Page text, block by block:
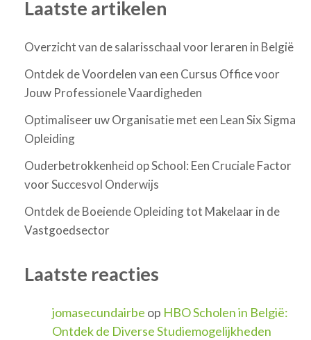
Laatste artikelen
Overzicht van de salarisschaal voor leraren in België
Ontdek de Voordelen van een Cursus Office voor
Jouw Professionele Vaardigheden
Optimaliseer uw Organisatie met een Lean Six Sigma
Opleiding
Ouderbetrokkenheid op School: Een Cruciale Factor
voor Succesvol Onderwijs
Ontdek de Boeiende Opleiding tot Makelaar in de
Vastgoedsector
Laatste reacties
jomasecundairbe op HBO Scholen in België:
Ontdek de Diverse Studiemogelijkheden